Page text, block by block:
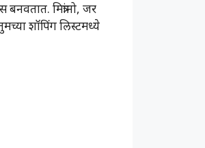
बनवतात. मित्रांनो, जर
शॉपिंग लिस्टमध्ये